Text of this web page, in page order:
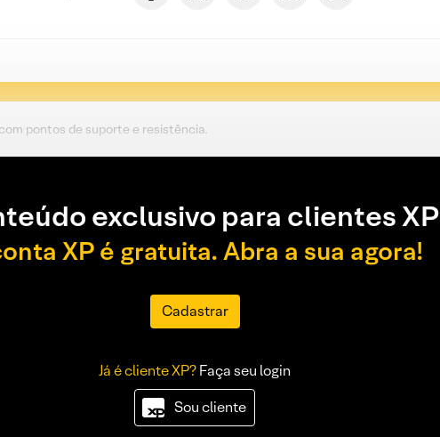
pontos de suporte e resistência.
exclusivo para clientes XP
XP é gratuita. Abra a sua agora!
Cadastrar
Já é cliente XP?Faça seu login
Sou cliente